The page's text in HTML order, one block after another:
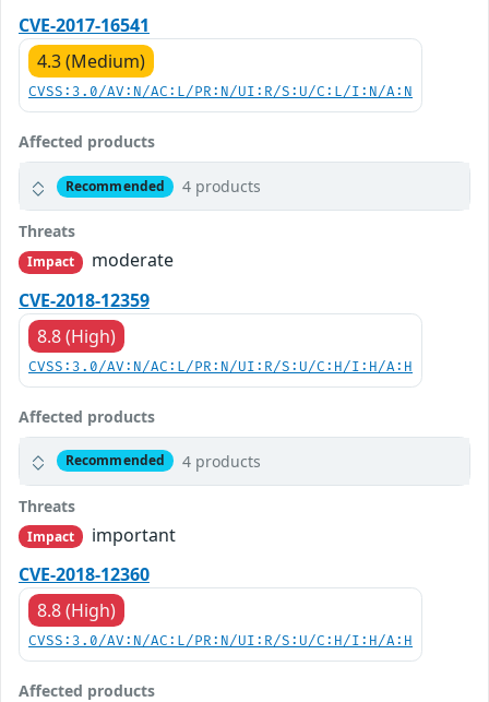
CVE-2017-16541
4.3 (Medium)
CVSS:3.0/AV:N/AC:L/PR:N/UI:R/S:U/C:L/I:N/A:N
Affected products
Recommended 4 products
Threats
Impact
moderate
CVE-2018-12359
8.8 (High)
CVSS:3.0/AV:N/AC:L/PR:N/UI:R/S:U/C:H/I:H/A:H
Affected products
Recommended 4 products
Threats
Impact
important
CVE-2018-12360
8.8 (High)
CVSS:3.0/AV:N/AC:L/PR:N/UI:R/S:U/C:H/I:H/A:H
Affected products